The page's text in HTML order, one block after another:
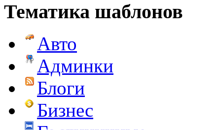
Тематика шаблонов
Авто
Админки
Блоги
Бизнес